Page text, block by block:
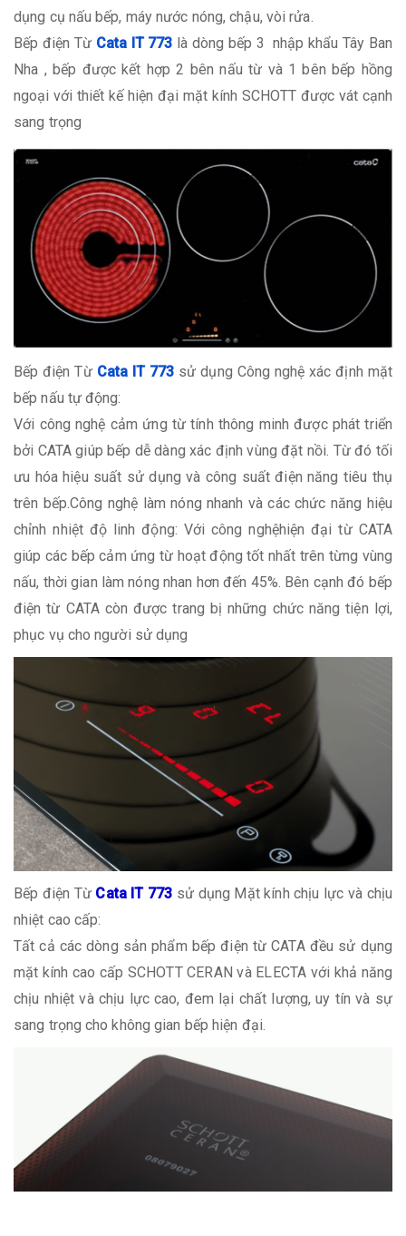
dụng cụ nấu bếp, máy nước nóng, chậu, vòi rửa.
Bếp điện Từ Cata IT 773 là dòng bếp 3 nhập khẩu Tây Ban
Nha , bếp được kết hợp 2 bên nấu từ và 1 bên bếp hồng
ngoại với thiết kế hiện đại mặt kính SCHOTT được vát cạnh
sang trọng
Bếp điện Từ Cata IT 773 sử dụng Công nghệ xác định mặt
bếp nấu tự động:
Với công nghệ cảm ứng từ tính thông minh được phát triển
bởi CATA giúp bếp dễ dàng xác định vùng đặt nồi. Từ đó tối
ưu hóa hiệu suất sử dụng và công suất điện năng tiêu thụ
trên bếp.Công nghệ làm nóng nhanh và các chức năng hiệu
chỉnh nhiệt độ linh động: Với công nghệhiện đại từ CATA
giúp các bếp cảm ứng từ hoạt động tốt nhất trên từng vùng
nấu, thời gian làm nóng nhan hơn đến 45%. Bên cạnh đó bếp
điện từ CATA còn được trang bị những chức năng tiện lợi,
phục vụ cho người sử dụng
Bếp điện Từ Cata IT 773 sử dụng Mặt kính chịu lực và chịu
nhiệt cao cấp:
Tất cả các dòng sản phẩm bếp điện từ CATA đều sử dụng
mặt kính cao cấp SCHOTT CERAN và ELECTA với khả năng
chịu nhiệt và chịu lực cao, đem lại chất lượng, uy tín và sự
sang trọng cho không gian bếp hiện đại.